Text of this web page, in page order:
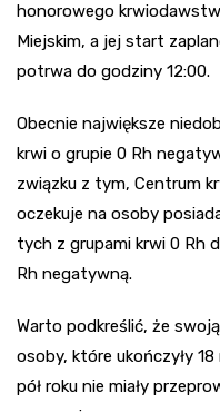
honorowego
Miejskim, a jej start
potrwa do godziny 12:00.
Obecnie największe
krwi o grupie 0 Rh
związku z tym, Centrum
oczekuje na osoby
tych z grupami krwi 0 Rh
Rh negatywną.
Warto podkreślić, że
osoby, które ukończyły
pół roku nie miały